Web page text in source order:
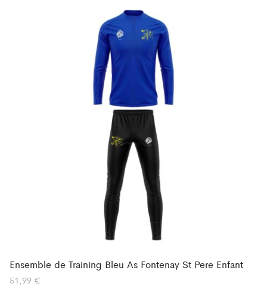
Ensemble de Training Bleu As Fontenay St Pere Enfant
51,99 €